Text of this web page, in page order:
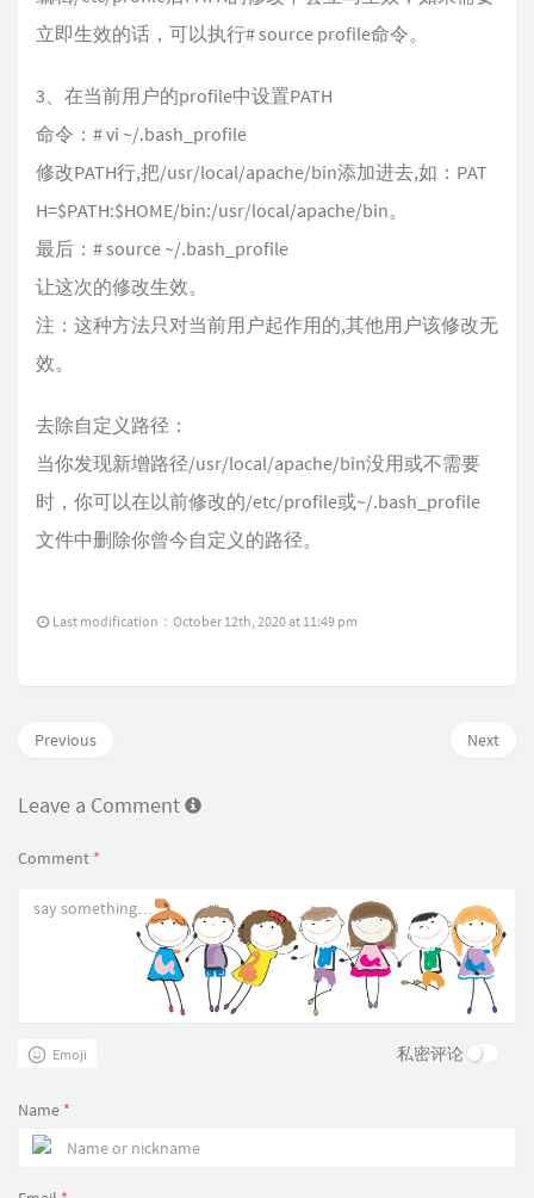
立即生效的话，可以执行# source profile命令。
3、在当前用户的profile中设置PATH
命令：# vi ~/.bash_profile
修改PATH行,把/usr/local/apache/bin添加进去,如：PAT
H=$PATH:$HOME/bin:/usr/local/apache/bin。
最后：# source ~/.bash_profile
让这次的修改生效。
注：这种方法只对当前用户起作用的,其他用户该修改无
效。
去除自定义路径：
当你发现新增路径/usr/local/apache/bin没用或不需要
时，你可以在以前修改的/etc/profile或~/.bash_profile
文件中删除你曾今自定义的路径。
Last modification：October 12th, 2020 at 11:49 pm
Next
Previous
Leave a Comment
Comment *
Emoji 私密评论
Name *